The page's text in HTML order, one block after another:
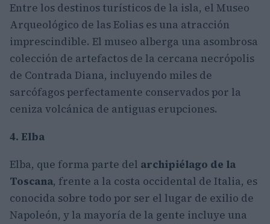
Entre los destinos turísticos de la isla, el Museo
Arqueológico de las Eolias es una atracción
imprescindible. El museo alberga una asombrosa
colección de artefactos de la cercana necrópolis
de Contrada Diana, incluyendo miles de
sarcófagos perfectamente conservados por la
ceniza volcánica de antiguas erupciones.
4. Elba
Elba, que forma parte del archipiélago de la
Toscana, frente a la costa occidental de Italia, es
conocida sobre todo por ser el lugar de exilio de
Napoleón, y la mayoría de la gente incluye una